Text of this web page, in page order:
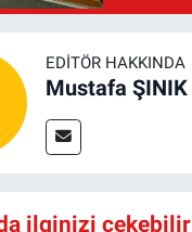
EDITÖR HAKKINDA
Mustafa ŞINIK
ilginizi çekebilir